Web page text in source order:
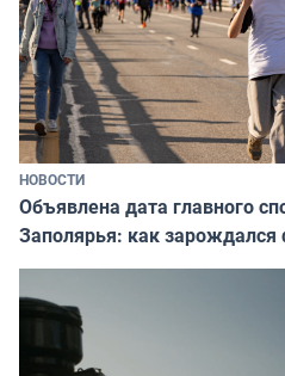
НОВОСТИ
Объявлена дата главного
Заполярья: как зарождался